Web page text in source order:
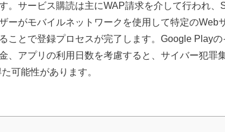
。サービス購読は主にWAP請求を介して行われ、
ーがモバイルネットワークを使用して特定のWeb
ことで登録プロセスが完了します。Google Play
、アプリの利用日数を考慮すると、サイバー犯罪
可能性があります。